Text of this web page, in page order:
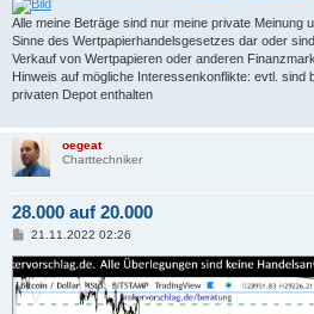
Alle meine Beträge sind nur meine private Meinung
Sinne des Wertpapierhandelsgesetzes dar oder
Verkauf von Wertpapieren oder anderen
Hinweis auf mögliche Interessenkonflikte: evtl. sind
privaten Depot enthalten
oegeat
Charttechniker
28.000 auf 20.000
B
i
t
r
a
21.11.2022 02:26